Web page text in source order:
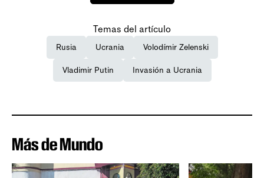
Temas del artículo
Rusia Ucrania Volodímir Zelenski
Vladimir Putin Invasión a Ucrania
Más de Mundo